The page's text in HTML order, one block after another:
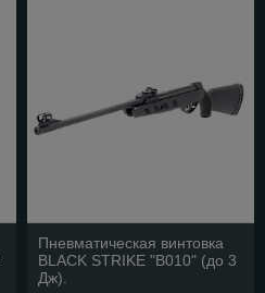
Пневматическая винтовка
BLACK STRIKE "В010" (до 3
Дж).